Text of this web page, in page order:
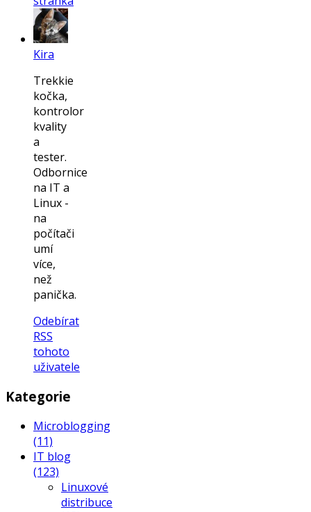
Kira
Trekkie
kočka,
kontrolor
kvality
a
tester.
Odbornice
na IT a
Linux -
na
počítači
umí
více,
než
panička.
Odebírat
RSS
tohoto
uživatele
Kategorie
Microblogging
(11)
IT blog
(123)
Linuxové
distribuce